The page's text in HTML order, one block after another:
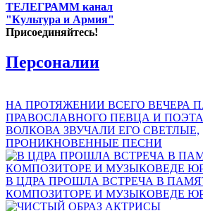
ТЕЛЕГРАММ канал
"Культура и Армия"
Присоединяйтесь!
Персоналии
НА ПРОТЯЖЕНИИ ВСЕГО ВЕЧЕРА
ПРАВОСЛАВНОГО ПЕВЦА И
ВОЛКОВА ЗВУЧАЛИ ЕГО СВЕТЛЫЕ,
ПРОНИКНОВЕННЫЕ ПЕСНИ
В ЦДРА ПРОШЛА ВСТРЕЧА В
КОМПОЗИТОРЕ И МУЗЫКОВЕДЕ